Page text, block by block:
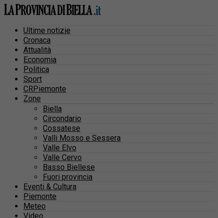
Ultime notizie
Cronaca
Attualità
Economia
Politica
Sport
CRPiemonte
Zone
Biella
Circondario
Cossatese
Valli Mosso e Sessera
Valle Elvo
Valle Cervo
Basso Biellese
Fuori provincia
Eventi & Cultura
Piemonte
Meteo
Video